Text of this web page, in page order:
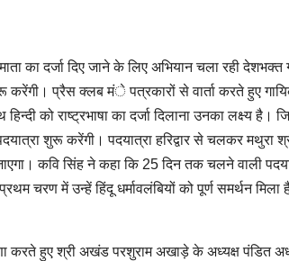
का दर्जा दिए जाने के लिए अभियान चला रही देशभक्त
करेंगी। प्रैस क्लब मंे पत्रकारों से वार्ता करते हुए
हिन्दी को राष्ट्रभाषा का दर्जा दिलाना उनका लक्ष्य है।
शुरू करेंगी। पदयात्रा हरिद्वार से चलकर मथुरा
कवि सिंह ने कहा कि 25 दिन तक चलने वाली
चरण में उन्हें हिंदू धर्मावलंबियों को पूर्ण समर्थन मिला
करते हुए श्री अखंड परशुराम अखाड़े के अध्यक्ष पंडित